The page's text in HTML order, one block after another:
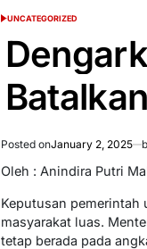
POSTED
UNCATEGORIZED
Posted onJanuary 2, 2025
Oleh : Anindira Putri
Keputusan pemerintah
masyarakat luas.
tetap berada pada